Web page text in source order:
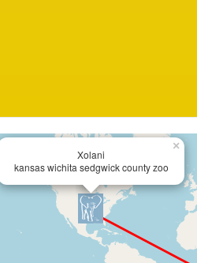
×
Xolani
kansas wichita sedgwick county zoo